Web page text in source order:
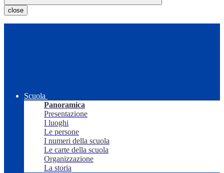
close
Scuola
Panoramica
Presentazione
I luoghi
Le persone
I numeri della scuola
Le carte della scuola
Organizzazione
La storia